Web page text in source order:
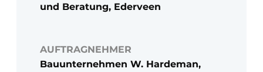
und Beratung, Ederveen
AUFTRAGNEHMER
Bauunternehmen W. Hardeman,